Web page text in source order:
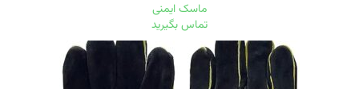
ماسک ایمنی
تماس بگیرید